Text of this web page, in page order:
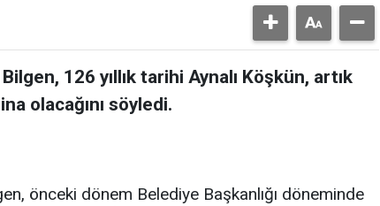
126 yıllık tarihi Aynalı Köşkün, artık
olacağını söyledi.
önceki dönem Belediye Başkanlığı döneminde